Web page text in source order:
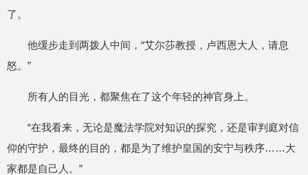
了。
他缓步走到两拨人中间，“艾尔莎教授，卢西恩大人，请息
怒。”
所有人的目光，都聚焦在了这个年轻的神官身上。
“在我看来，无论是魔法学院对知识的探究，还是审判庭对信
仰的守护，最终的目的，都是为了维护皇国的安宁与秩序……大
家都是自己人。”